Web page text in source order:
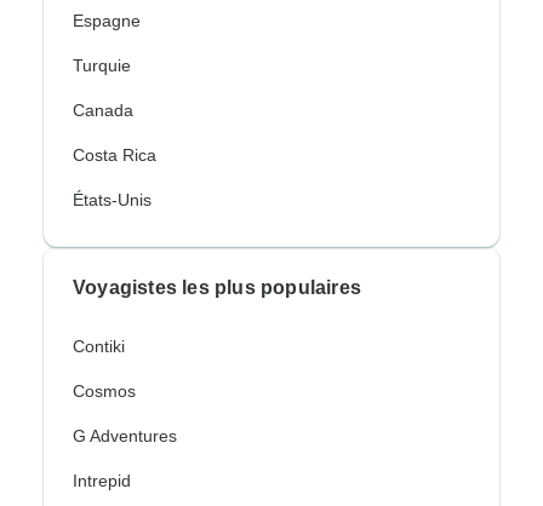
Espagne
Turquie
Canada
Costa Rica
États-Unis
Voyagistes les plus populaires
Contiki
Cosmos
G Adventures
Intrepid